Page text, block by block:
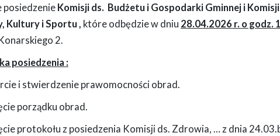
posiedzenie Komisji ds. Budżetu i Gospodarki Gminnej i
Kultury i Sportu, które odbędzie w dniu 28.04.2026 r. o godz.
2.
posiedzenia :
i stwierdzenie prawomocności obrad.
porządku obrad.
protokołu z posiedzenia Komisji ds. Zdrowia, … z dnia